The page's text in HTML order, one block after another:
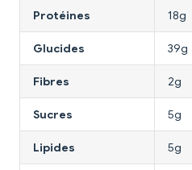
Protéines 18g
Glucides 39g
Fibres 2g
Sucres 5g
Lipides 5g